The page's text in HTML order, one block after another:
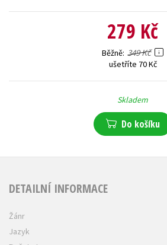
279 Kč
Běžně 349 Kč
ušetříte 70 Kč
Skladem
Do košíku
DETAILNÍ INFORMACE
Žánr
Jazyk